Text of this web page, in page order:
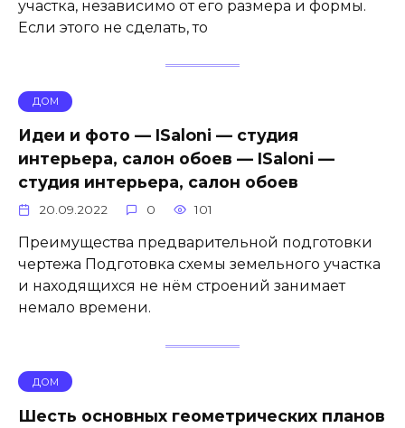
участка, независимо от его размера и формы.
Если этого не сделать, то
ДОМ
Идеи и фото — ISaloni — студия
интерьера, салон обоев — ISaloni —
студия интерьера, салон обоев
20.09.2022 0 101
Преимущества предварительной подготовки
чертежа Подготовка схемы земельного участка
и находящихся не нём строений занимает
немало времени.
ДОМ
Шесть основных геометрических планов